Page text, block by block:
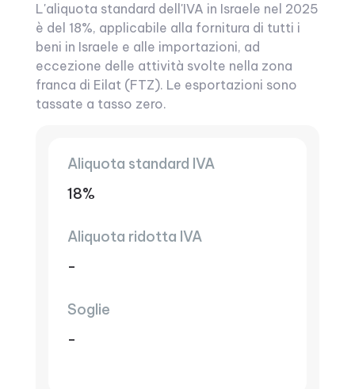
L'aliquota standard dell'IVA in Israele nel 2025
è del 18%, applicabile alla fornitura di tutti i
beni in Israele e alle importazioni, ad
eccezione delle attività svolte nella zona
franca di Eilat (FTZ). Le esportazioni sono
tassate a tasso zero.
Aliquota standard IVA
18%
Aliquota ridotta IVA
-
Soglie
-